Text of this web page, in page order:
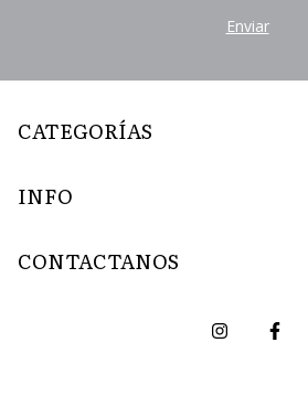
CATEGORÍAS
INFO
CONTACTANOS